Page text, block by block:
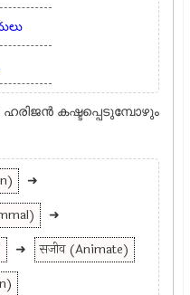
ഹരിജന്‍ കഷ്ടപ്പെടുമ്പോഴും
➜
➜
➜
सजीव (Animate)